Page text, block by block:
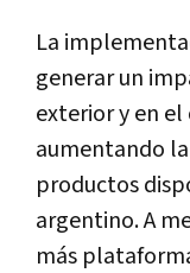
La
generar un
exterior y en
aumentando
productos
argentino. A
más